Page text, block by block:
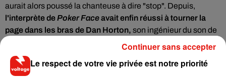
aurait alors poussé la chanteuse à dire "stop". Depuis,
l'interprète dePoker Faceavait enfin réussi à tourner la
page dans les bras de Dan Horton, son ingénieur du son de
37 ans avec qui elle collabore depuis quelques mois sur son
futur album.
Mais aujourd'hui, Lady Gaga semble être redevenue
Le respect de votre vie privée est notre priorité
Continuer sans accepter